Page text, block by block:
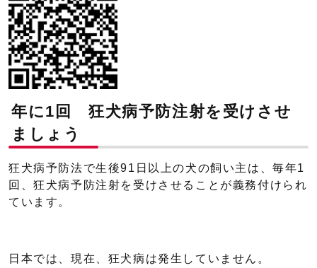
年に1回 狂犬病予防注射を受けさせ
ましょう
狂犬病予防法で生後91日以上の犬の飼い主は、毎年1
回、狂犬病予防注射を受けさせることが義務付けられ
ています。
日本では、現在、狂犬病は発生していません。